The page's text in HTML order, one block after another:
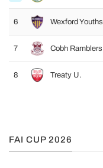
6 Wexford Youths
7 Cobh Ramblers
8 Treaty U.
FAI CUP 2026